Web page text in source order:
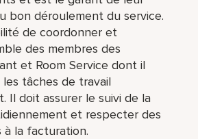
bon déroulement du service.
de coordonner et
des membres des
et Room Service dont il
tâches de travail
Il doit assurer le suivi de la
et respecter des
à la facturation.